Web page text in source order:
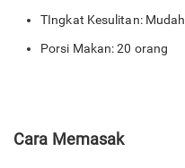
TIngkat Kesulitan: Mudah
Porsi Makan: 20 orang
Cara Memasak